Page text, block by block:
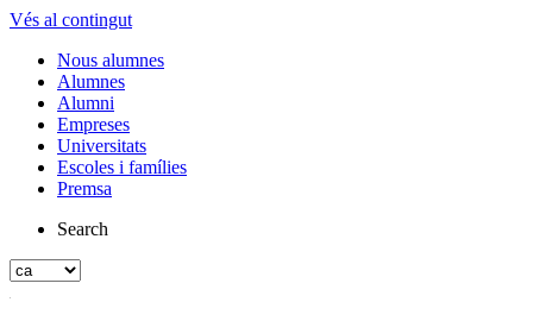
Vés al contingut
Nous alumnes
Alumnes
Alumni
Empreses
Universitats
Escoles i famílies
Premsa
Search